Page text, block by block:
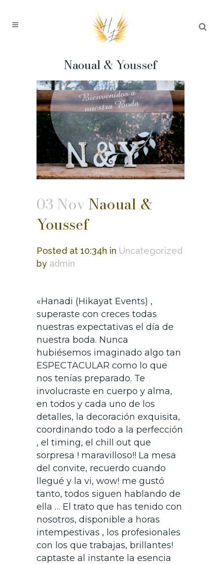
Naoual & Youssef
03 NovNaoual &
Youssef
Posted at 10:34h in Uncategorized
by admin
«Hanadi (Hikayat Events) ,
superaste con creces todas
nuestras expectativas el día de
nuestra boda. Nunca
hubiésemos imaginado algo tan
ESPECTACULAR como lo que
nos tenías preparado. Te
involucraste en cuerpo y alma,
en todos y cada uno de los
detalles, la decoración exquisita,
coordinando todo a la perfección
, el timing, el chill out que
sorpresa ! maravilloso!! La mesa
del convite, recuerdo cuando
llegué y la vi, wow! me gustó
tanto, todos siguen hablando de
ella … El trato que has tenido con
nosotros, disponible a horas
intempestivas , los profesionales
con los que trabajas, brillantes!
captaste al instante la esencia